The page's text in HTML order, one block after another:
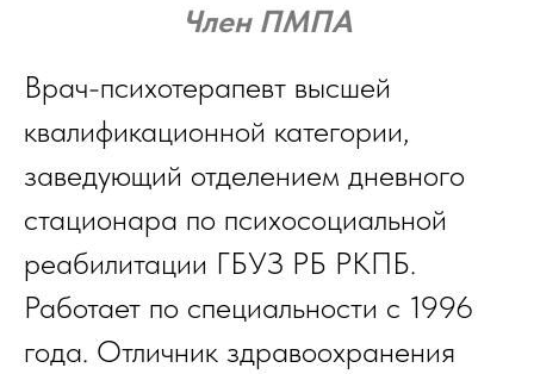
Член ПМПА
Врач-психотерапевт высшей
квалификационной категории,
заведующий отделением дневного
стационара по психосоциальной
реабилитации ГБУЗ РБ РКПБ.
Работает по специальности с 1996
года. Отличник здравоохранения